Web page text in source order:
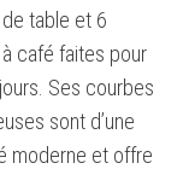
table et 6
café faites pour
Ses courbes
sont d’une
moderne et offre